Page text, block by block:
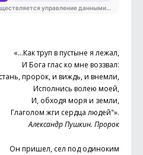
«…Как труп в пустыне я лежал,
И Бога глас ко мне воззвал:
пророк, и виждь, и внемли,
Исполнись волею моей,
И, обходя моря и земли,
Глаголом жги сердца людей"».
Александр Пушкин. Пророк
Он пришел, сел под одиноким